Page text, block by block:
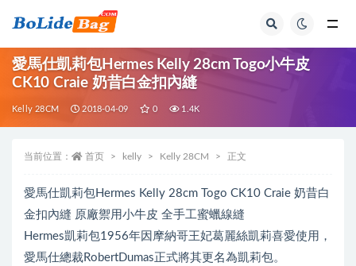
愛馬仕凱莉包Hermes Kelly 28cm Togo小牛皮
CK10 Craie 奶昔白金扣內縫
Kelly 28CM 2018-04-09 0 1.4K
当前位置： 首页 kelly Kelly 28CM 正文
愛馬仕凱莉包Hermes Kelly 28cm Togo CK10 Craie 奶昔白
金扣內縫 原廠禦用小牛皮 全手工蜜蠟線縫
Hermes凱莉包1956年因摩納哥王妃葛麗絲凱莉喜愛使用，
愛馬仕總裁RobertDumas正式將其更名為凱莉包。